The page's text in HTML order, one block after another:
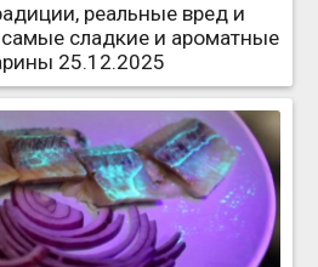
реальные вред и
сладкие и ароматные
25.12.2025